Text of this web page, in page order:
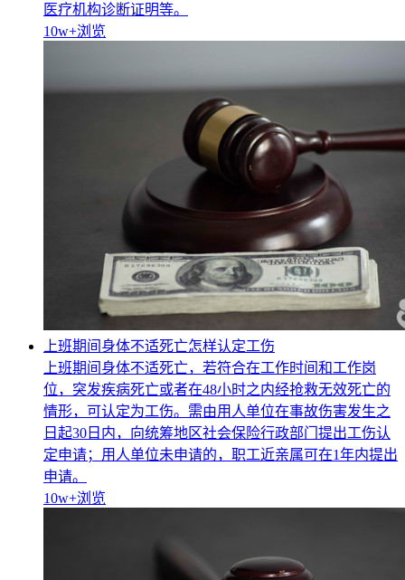
医疗机构诊断证明等。
10w+浏览
上班期间身体不适死亡怎样认定工伤
上班期间身体不适死亡，若符合在工作时间和工作岗
位，突发疾病死亡或者在48小时之内经抢救无效死亡的
情形，可认定为工伤。需由用人单位在事故伤害发生之
日起30日内，向统筹地区社会保险行政部门提出工伤认
定申请；用人单位未申请的，职工近亲属可在1年内提出
申请。
10w+浏览